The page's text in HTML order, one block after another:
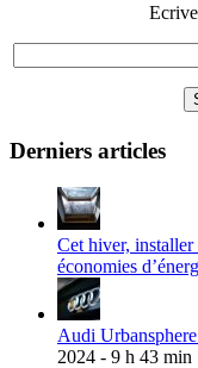
Derniers articles
Cet hiver,
économies
Audi
2024 - 9 h 43 min